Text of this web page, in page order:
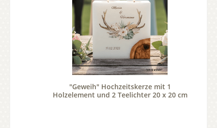
"Geweih" Hochzeitskerze mit 1
Holzelement und 2 Teelichter 20 x 20 cm